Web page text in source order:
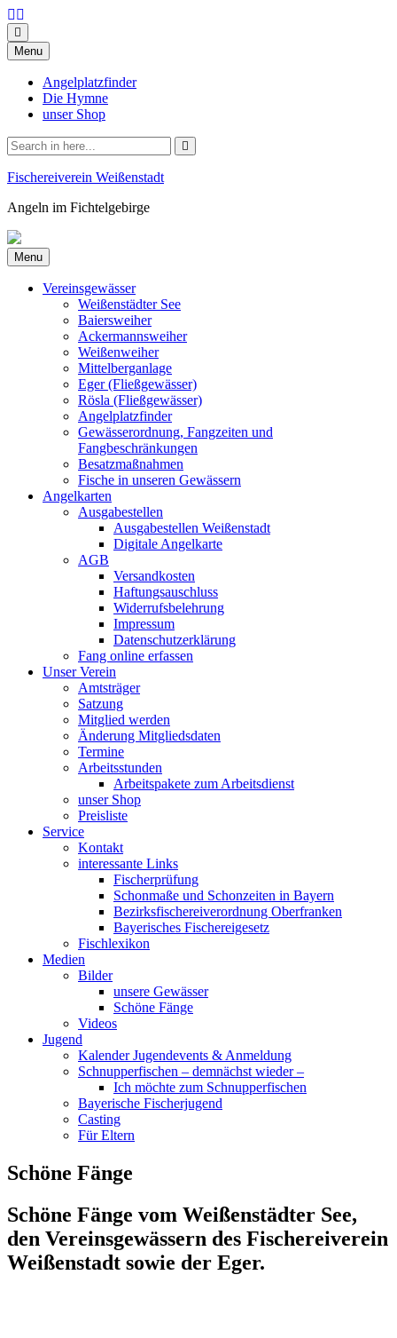
Menu Skip
to
content
Angelplatzfinder
Die Hymne
unser Shop
Search
for:
Fischereiverein Weißenstadt
Angeln im Fichtelgebirge
Menu Skip
to
content
Vereinsgewässer
Weißenstädter See
Baiersweiher
Ackermannsweiher
Weißenweiher
Mittelberganlage
Eger (Fließgewässer)
Rösla (Fließgewässer)
Angelplatzfinder
Gewässerordnung, Fangzeiten und
Fangbeschränkungen
Besatzmaßnahmen
Fische in unseren Gewässern
Angelkarten
Ausgabestellen
Ausgabestellen Weißenstadt
Digitale Angelkarte
AGB
Versandkosten
Haftungsauschluss
Widerrufsbelehrung
Impressum
Datenschutzerklärung
Fang online erfassen
Unser Verein
Amtsträger
Satzung
Mitglied werden
Änderung Mitgliedsdaten
Termine
Arbeitsstunden
Arbeitspakete zum Arbeitsdienst
unser Shop
Preisliste
Service
Kontakt
interessante Links
Fischerprüfung
Schonmaße und Schonzeiten in Bayern
Bezirksfischereiverordnung Oberfranken
Bayerisches Fischereigesetz
Fischlexikon
Medien
Bilder
unsere Gewässer
Schöne Fänge
Videos
Jugend
Kalender Jugendevents & Anmeldung
Schnupperfischen – demnächst wieder –
Ich möchte zum Schnupperfischen
Bayerische Fischerjugend
Casting
Für Eltern
Schöne Fänge
Schöne Fänge vom Weißenstädter See,
den Vereinsgewässern des Fischereiverein
Weißenstadt sowie der Eger.